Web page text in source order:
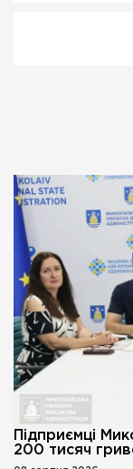
Підприємці
200 тисяч